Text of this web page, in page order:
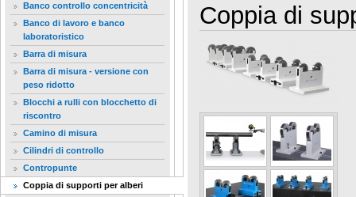
Banco controllo concentricità
Banco di lavoro e banco
laboratoristico
Barra di misura
Barra di misura - versione con
peso ridotto
Blocchi a rulli con blocchetto di
riscontro
Camino di misura
Cilindri di controllo
Contropunte
Coppia di supporti per alberi
Coppia di